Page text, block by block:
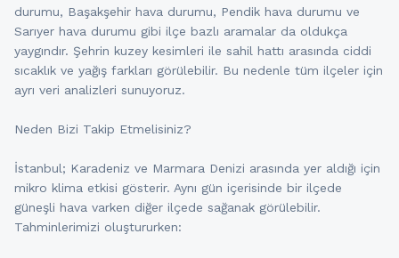
durumu, Başakşehir hava durumu, Pendik hava durumu ve
Sarıyer hava durumu gibi ilçe bazlı aramalar da oldukça
yaygındır. Şehrin kuzey kesimleri ile sahil hattı arasında ciddi
sıcaklık ve yağış farkları görülebilir. Bu nedenle tüm ilçeler için
ayrı veri analizleri sunuyoruz.
Neden Bizi Takip Etmelisiniz?
İstanbul; Karadeniz ve Marmara Denizi arasında yer aldığı için
mikro klima etkisi gösterir. Aynı gün içerisinde bir ilçede
güneşli hava varken diğer ilçede sağanak görülebilir.
Tahminlerimizi oluştururken: